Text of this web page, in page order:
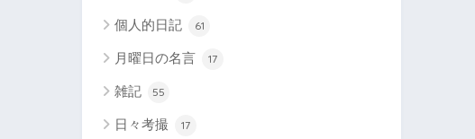
個人的日記 61
月曜日の名言 17
雑記 55
日々考撮 17